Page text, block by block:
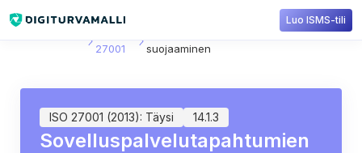
Luo ISMS-tili
27001
14.1.3: Sovelluspalvelutapahtumien
suojaaminen
ISO 27001 (2013): Täysi 14.1.3
Sovelluspalvelutapahtumien